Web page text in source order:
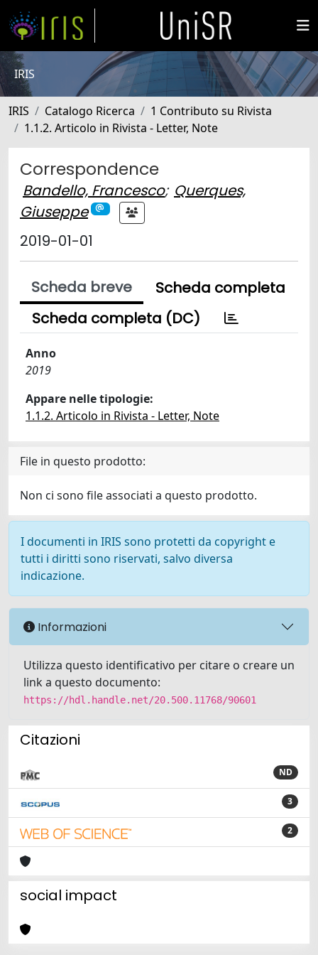
IRIS
IRIS Catalogo Ricerca
1 Contributo su Rivista
1.1.2. Articolo in Rivista - Letter, Note
Correspondence
Bandello, Francesco; Querques,
Giuseppe
2019-01-01
Scheda breve
Scheda completa
Scheda completa (DC)
Anno
2019
Appare nelle tipologie:
1.1.2. Articolo in Rivista - Letter, Note
File in questo prodotto:
Non ci sono file associati a questo prodotto.
I documenti in IRIS sono protetti da copyright e
tutti i diritti sono riservati, salvo diversa
indicazione.
Informazioni
Utilizza questo identificativo per citare o creare un
link a questo documento:
https://hdl.handle.net/20.500.11768/90601
Citazioni
ND
3
2
social impact